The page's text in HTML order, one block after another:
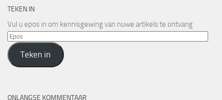
TEKEN IN
Vul u epos in om kennisgewing van nuwe artikels te ontvang
Epos
Teken in
ONLANGSE KOMMENTAAR